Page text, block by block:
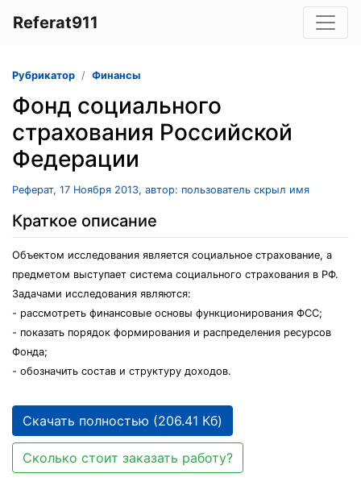
Referat911
Рубрикатор Финансы
Фонд социального
страхования Российской
Федерации
Реферат, 17 Ноября 2013, автор: пользователь скрыл имя
Краткое описание
Объектом исследования является социальное страхование, а
предметом выступает система социального страхования в РФ.
Задачами исследования являются:
- рассмотреть финансовые основы функционирования ФСС;
- показать порядок формирования и распределения ресурсов
Фонда;
- обозначить состав и структуру доходов.
Скачать полностью (206.41 Кб)
Сколько стоит заказать работу?